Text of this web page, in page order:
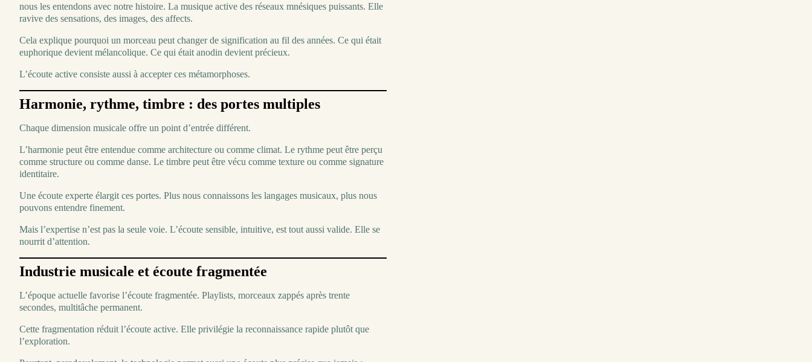
nous les entendons avec notre histoire. La musique active des réseaux mnésiques puissants. Elle
ravive des sensations, des images, des affects.
Cela explique pourquoi un morceau peut changer de signification au fil des années. Ce qui était
euphorique devient mélancolique. Ce qui était anodin devient précieux.
L’écoute active consiste aussi à accepter ces métamorphoses.
Harmonie, rythme, timbre : des portes multiples
Chaque dimension musicale offre un point d’entrée différent.
L’harmonie peut être entendue comme architecture ou comme climat. Le rythme peut être perçu
comme structure ou comme danse. Le timbre peut être vécu comme texture ou comme signature
identitaire.
Une écoute experte élargit ces portes. Plus nous connaissons les langages musicaux, plus nous
pouvons entendre finement.
Mais l’expertise n’est pas la seule voie. L’écoute sensible, intuitive, est tout aussi valide. Elle se
nourrit d’attention.
Industrie musicale et écoute fragmentée
L’époque actuelle favorise l’écoute fragmentée. Playlists, morceaux zappés après trente
secondes, multitâche permanent.
Cette fragmentation réduit l’écoute active. Elle privilégie la reconnaissance rapide plutôt que
l’exploration.